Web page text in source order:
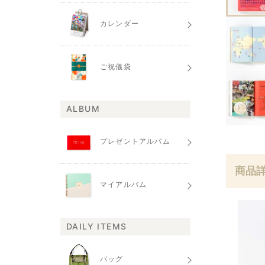
商品
カレンダー
ご祝儀袋
ALBUM
プレゼントアルバム
マイアルバム
DAILY ITEMS
バッグ